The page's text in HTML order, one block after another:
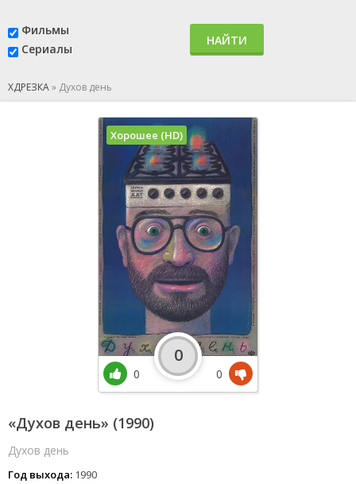
Фильмы
Сериалы
НАЙТИ
ХДРЕЗКА» Духов день
«Духов день» (1990)
Духов день
Год выхода: 1990
Хорошее (HD)
0
0
0